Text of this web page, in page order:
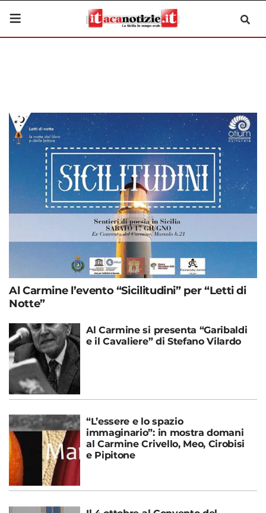
Al Carmine l’evento “Sicilitudini” per “Letti di
Notte”
Al Carmine si presenta “Garibaldi
e il Cavaliere” di Stefano Vilardo
“L’essere e lo spazio
immaginario”: in mostra domani
al Carmine Crivello, Meo, Cirobisi
e Pipitone